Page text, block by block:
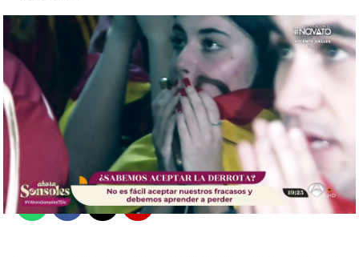
Sara Ruiz
Madrid
Publicado:07 de diciembre de 2022, 19:28
WhatsappFacebook
X Flipboard